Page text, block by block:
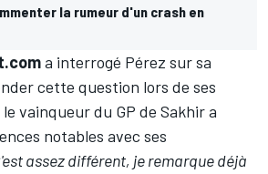
la rumeur d'un crash en
a interrogé Pérez sur sa
cette question lors de ses
vainqueur du GP de Sakhir a
notables avec ses
assez différent, je remarque déjà